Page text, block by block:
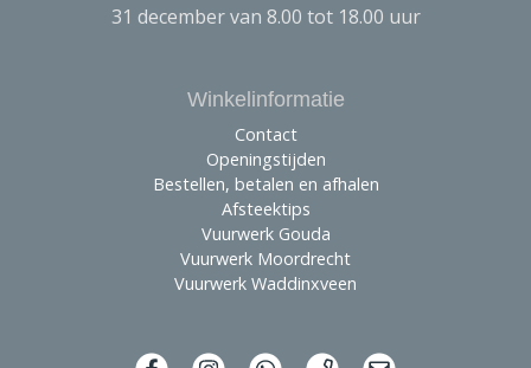
31 december van 8.00 tot 18.00 uur
Winkelinformatie
Contact
Openingstijden
Bestellen, betalen en afhalen
Afsteektips
Vuurwerk Gouda
Vuurwerk Moordrecht
Vuurwerk Waddinxveen